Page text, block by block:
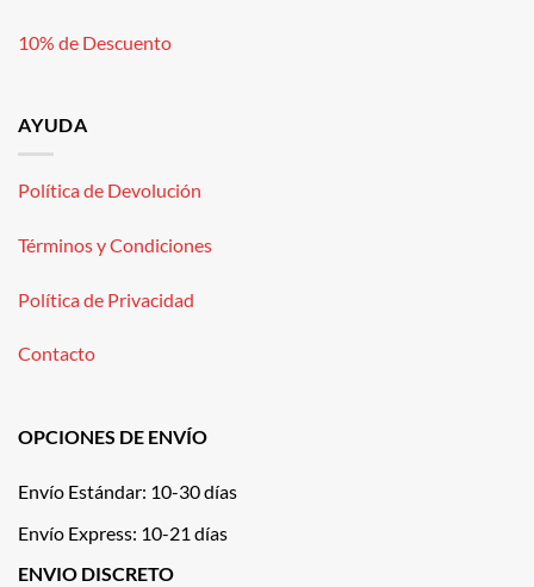
10% de Descuento
AYUDA
Política de Devolución
Términos y Condiciones
Política de Privacidad
Contacto
OPCIONES DE ENVÍO
Envío Estándar: 10-30 días
Envío Express: 10-21 días
ENVIO DISCRETO